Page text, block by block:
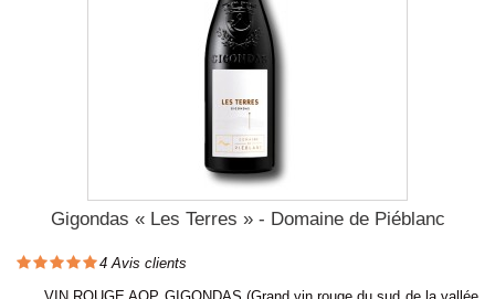
Gigondas « Les Terres » - Domaine de Piéblanc
4 Avis clients